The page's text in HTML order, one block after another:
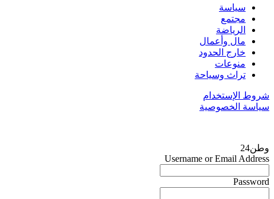
سياسة
مجتمع
الرياضة
مال وأعمال
خارج الحدود
منوعات
تراث وسياحة
شروط الإستخدام
سياسة الخصوصية
وطن24
Username or Email Address
Password